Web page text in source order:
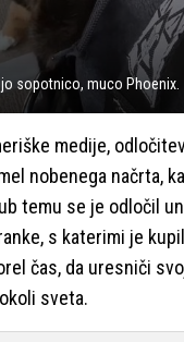
sopotnico, muco Phoenix.
medije,
nobenega načrta,
temu se je odločil
s katerimi je
čas, da uresniči
sveta.